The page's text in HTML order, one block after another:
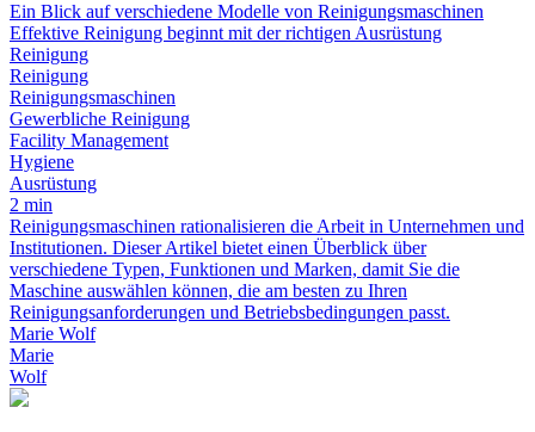
Ein Blick auf verschiedene Modelle von Reinigungsmaschinen
Effektive Reinigung beginnt mit der richtigen Ausrüstung
Reinigung
Reinigung
Reinigungsmaschinen
Gewerbliche Reinigung
Facility Management
Hygiene
Ausrüstung
2 min
Reinigungsmaschinen rationalisieren die Arbeit in Unternehmen und
Institutionen. Dieser Artikel bietet einen Überblick über
verschiedene Typen, Funktionen und Marken, damit Sie die
Maschine auswählen können, die am besten zu Ihren
Reinigungsanforderungen und Betriebsbedingungen passt.
Marie Wolf
Marie
Wolf